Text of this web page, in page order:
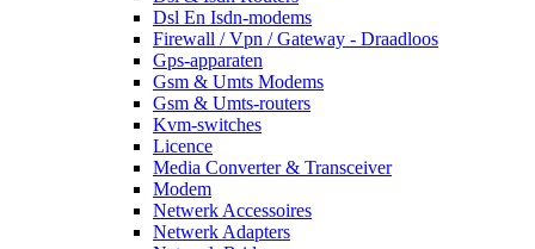
Dsl En Isdn-modems
Firewall / Vpn / Gateway - Draadloos
Gps-apparaten
Gsm & Umts Modems
Gsm & Umts-routers
Kvm-switches
Licence
Media Converter & Transceiver
Modem
Netwerk Accessoires
Netwerk Adapters